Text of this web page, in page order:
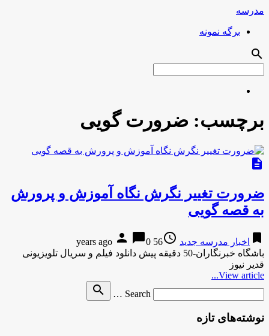
مدرسه
برگه نمونه
search
برچسب: ضرورت گویی
description
ضرورت تغییر نگرش نگاه آموزش و پرورش
به قصه گویی
bookmark اخبار مدرسه جدید access_time
56 years ago
person chat_bubble0
باشگاه خبرنگاران-50 دقیقه پیش دانلود فیلم و سریال تلویزیونی
قدیر نیوز
View article...
Search …
search
نوشته‌های تازه